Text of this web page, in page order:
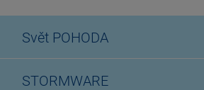
Svět POHODA
STORMWARE